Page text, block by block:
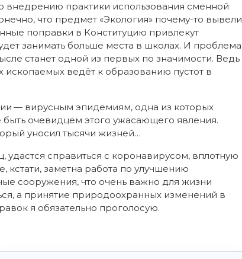
практики использования сменной
что предмет «Экология» почему-то вывели
поправки в Конституцию привлекут
занимать больше места в школах. И проблема
станет одной из первых по значимости. Ведь
ископаемых ведёт к образованию пустот в
— вирусным эпидемиям, одна из которых
очевидцем этого ужасающего явления.
уносил тысячи жизней…
удастся справиться с коронавирусом, вплотную
заметна работа по улучшению
сооружения, что очень важно для жизни
а принятие природоохранных изменений в
я обязательно проголосую.